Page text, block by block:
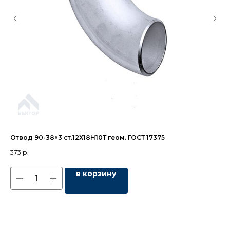
Отвод 90-38×3 ст.12Х18Н10Т геом. ГОСТ 17375
373 р.
в корзину